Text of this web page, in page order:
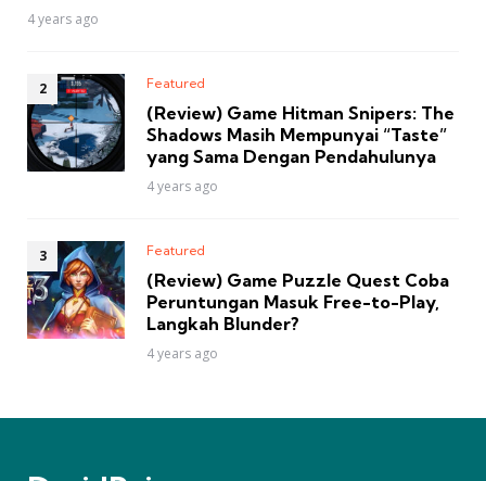
4 years ago
Featured
(Review) Game Hitman Snipers: The
Shadows Masih Mempunyai “Taste”
yang Sama Dengan Pendahulunya
4 years ago
Featured
(Review) Game Puzzle Quest Coba
Peruntungan Masuk Free-to-Play,
Langkah Blunder?
4 years ago